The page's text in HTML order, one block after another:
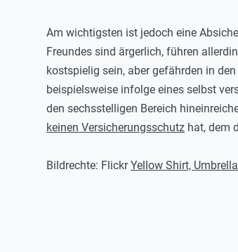
Am wichtigsten ist jedoch eine
Freundes sind ärgerlich, führen
kostspielig sein, aber gefährden in
beispielsweise infolge eines selbst
den sechsstelligen Bereich
keinen Versicherungsschutz hat, dem
Bildrechte: FlickrYellow Shirt, Umbrella